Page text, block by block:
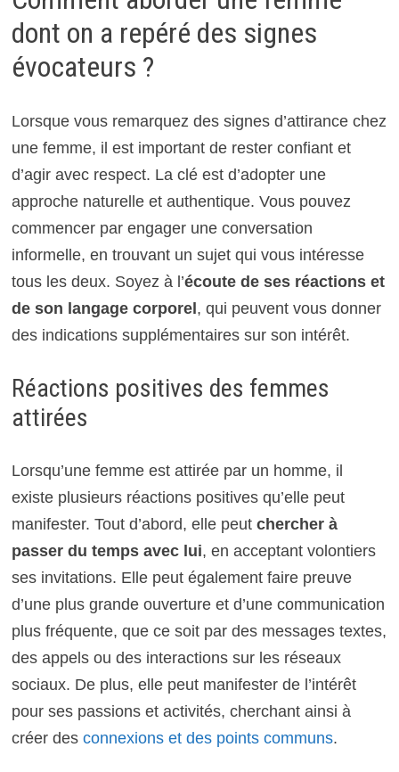
dont on a repéré des signes
évocateurs ?
Lorsque vous remarquez des signes d’attirance chez
une femme, il est important de rester confiant et
d’agir avec respect. La clé est d’adopter une
approche naturelle et authentique. Vous pouvez
commencer par engager une conversation
informelle, en trouvant un sujet qui vous intéresse
tous les deux. Soyez à l’écoute de ses réactions et
de son langage corporel, qui peuvent vous donner
des indications supplémentaires sur son intérêt.
Réactions positives des femmes
attirées
Lorsqu’une femme est attirée par un homme, il
existe plusieurs réactions positives qu’elle peut
manifester. Tout d’abord, elle peut chercher à
passer du temps avec lui, en acceptant volontiers
ses invitations. Elle peut également faire preuve
d’une plus grande ouverture et d’une communication
plus fréquente, que ce soit par des messages textes,
des appels ou des interactions sur les réseaux
sociaux. De plus, elle peut manifester de l’intérêt
pour ses passions et activités, cherchant ainsi à
créer des connexions et des points communs.